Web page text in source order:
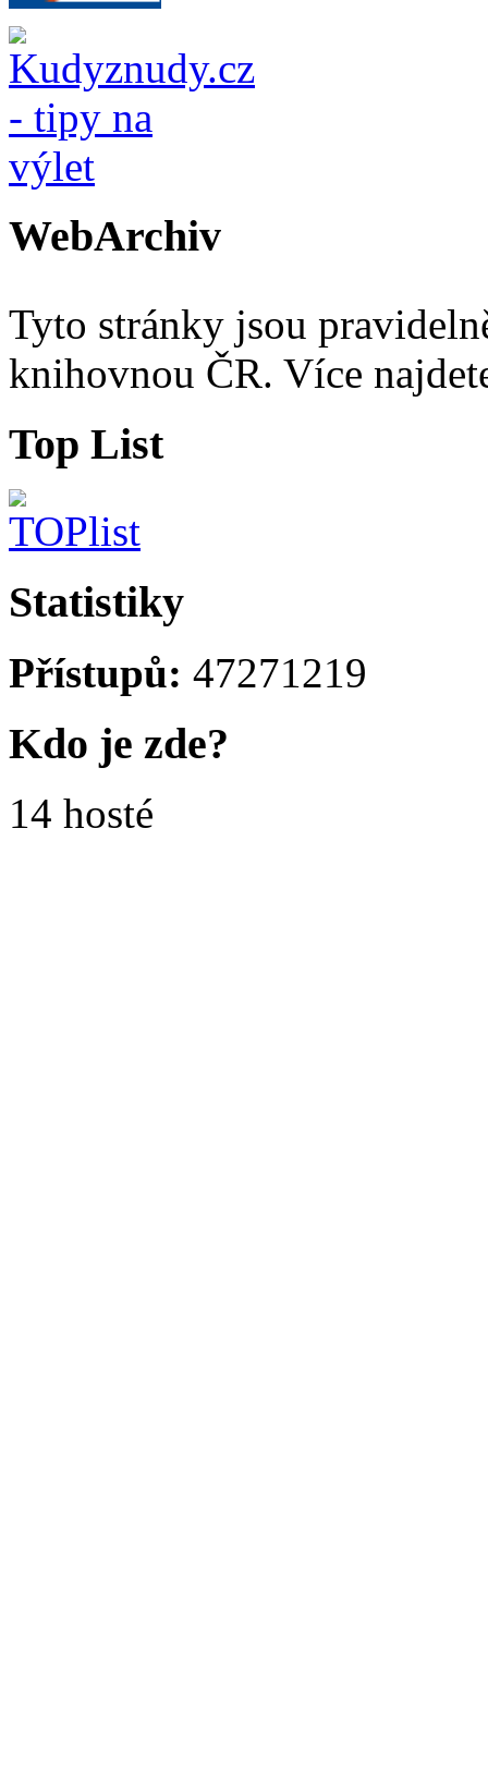
WebArchiv
Tyto stránky jsou
knihovnou ČR. Více
Top List
Statistiky
Přístupů: 47271219
Kdo je zde?
14 hosté